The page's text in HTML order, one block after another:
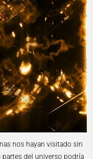
nos hayan visitado sin
del universo podría